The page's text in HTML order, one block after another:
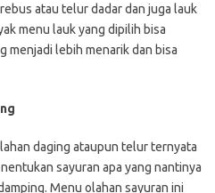
atau telur dadar dan juga lauk
menu lauk yang dipilih bisa
menjadi lebih menarik dan bisa
daging ataupun telur ternyata
sayuran apa yang nantinya
Menu olahan sayuran ini